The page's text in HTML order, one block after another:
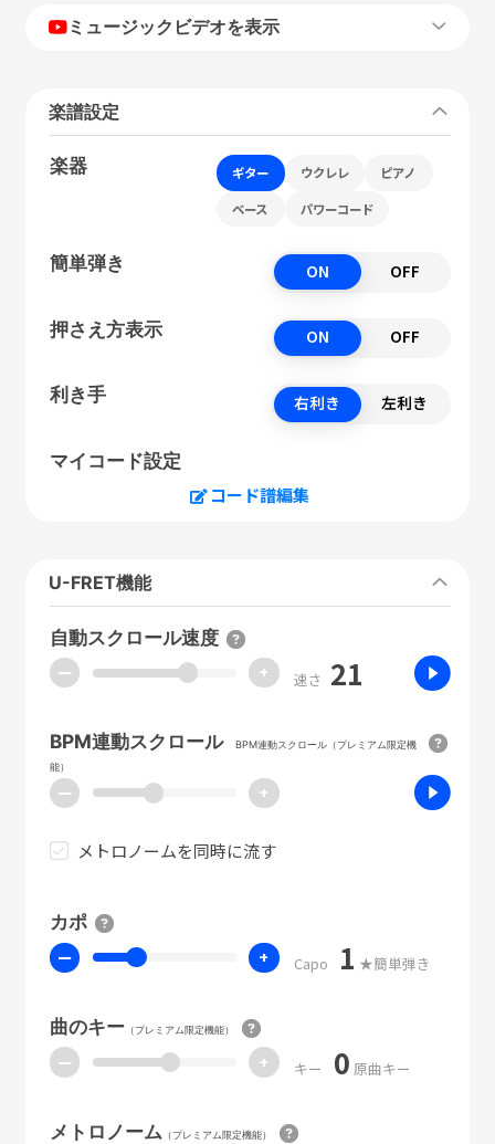
ミュージックビデオを表示
楽譜設定
楽器 ギター ウクレレ ピアノ
ベース パワーコード
簡単弾き ON OFF
押さえ方表示 ON OFF
利き手 右利き 左利き
マイコード設定
コード譜編集
U-FRET機能
自動スクロール速度
ー + 速さ 21
BPM連動スクロール
BPM連動スクロール（プレミアム限定機
能）
ー +
メトロノームを同時に流す
カポ
ー + Capo 1 ★簡単弾き
曲のキー（プレミアム限定機能）
ー + キー 0 原曲キー
メトロノーム （プレミアム限定機能）